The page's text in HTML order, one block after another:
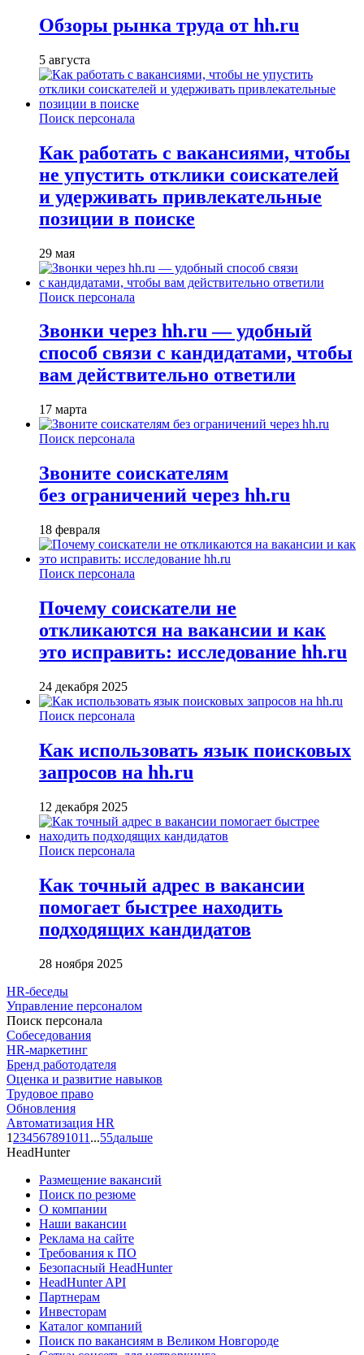
Обзоры рынка труда от hh.ru
5 августа
Поиск персонала
Как работать с вакансиями, чтобы
не упустить отклики соискателей
и удерживать привлекательные
позиции в поиске
29 мая
Поиск персонала
Звонки через hh.ru — удобный
способ связи с кандидатами, чтобы
вам действительно ответили
17 марта
Поиск персонала
Звоните соискателям
без ограничений через hh.ru
18 февраля
Поиск персонала
Почему соискатели не
откликаются на вакансии и как
это исправить: исследование hh.ru
24 декабря 2025
Поиск персонала
Как использовать язык поисковых
запросов на hh.ru
12 декабря 2025
Поиск персонала
Как точный адрес в вакансии
помогает быстрее находить
подходящих кандидатов
28 ноября 2025
HR-беседы
Управление персоналом
Поиск персонала
Собеседования
HR-маркетинг
Бренд работодателя
Оценка и развитие навыков
Трудовое право
Обновления
Автоматизация HR
1 234567891011 ...55дальше
HeadHunter
Размещение вакансий
Поиск по резюме
О компании
Наши вакансии
Реклама на сайте
Требования к ПО
Безопасный HeadHunter
HeadHunter API
Партнерам
Инвесторам
Каталог компаний
Поиск по вакансиям в Великом Новгороде